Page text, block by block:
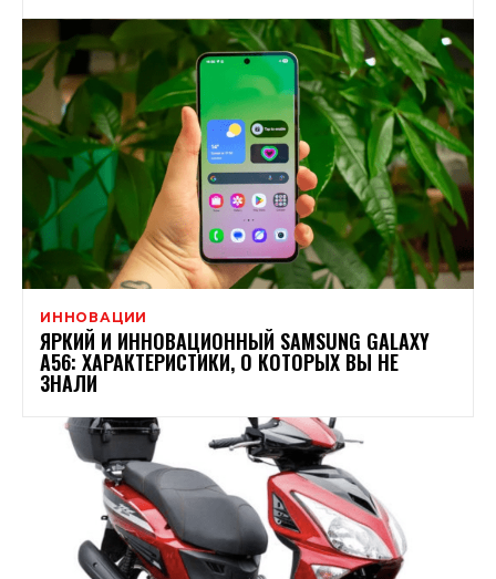
ИННОВАЦИИ
ЯРКИЙ И ИННОВАЦИОННЫЙ SAMSUNG GALAXY
A56: ХАРАКТЕРИСТИКИ, О КОТОРЫХ ВЫ НЕ
ЗНАЛИ